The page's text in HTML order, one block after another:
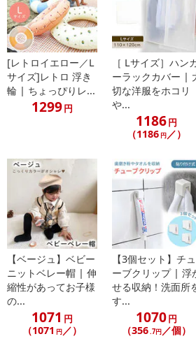
・LED特有の輝きで飾り付けも一層華や
・クリスマスツリーやバルコニー、出窓、
ジナルの空間に大変身。
・透明な線なので、どんな場所にも馴染
ろも魅力です。
・コントローラーで、8種類の発光パター
・LEDライトのため通常のイルミネーショ
く、
電球の寿命も長いため経済的です。
・本製品はPSEマーク取得済みの安心・
・原産国（最終加工地）：中国
・商品カラー：ブルー / クリア線
・使用方法：
電源プラグをコンセントに差し込み、コ
押してお好みの点灯パターンに切り替え
・商品サイズ：
コントローラーサイズ：約(縦)3.8cm×(縦
ケーブルサイズ：15m
[レトロイエロー／L
サイズ]レトロ 浮き
輪 | ちょっぴりレ...
1299円
［ Lサイズ］ハン
ーラックカバー |
切な洋服をホコリ
や...
1186円
（1186 円／）
【ベージュ】ベビー
ニットベレー帽 | 伸
縮性があってお子様
の...
1071 円
（1071 円／）
【3個セット】チュ
ーブクリップ | 浮
せる収納！洗面所
す...
1070円
（356.7円 ／個）